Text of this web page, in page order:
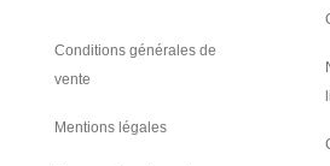
Conditions générales de
vente
Mentions légales